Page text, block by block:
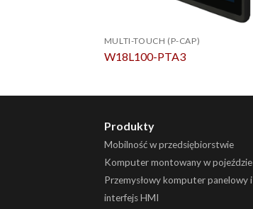
MULTI-TOUCH (P-CAP)
W18L100-PTA3
Produkty
Mobilność w przedsiębiorstwie
Komputer montowany w pojeździe
Przemysłowy komputer panelowy i
interfejs HMI